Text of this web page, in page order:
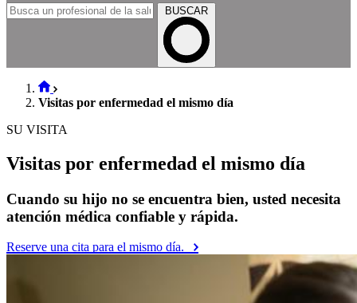
BUSCAR
Visitas por enfermedad el mismo día
SU VISITA
Visitas por enfermedad el mismo día
Cuando su hijo no se encuentra bien, usted necesita
atención médica confiable y rápida.
Reserve una cita para el mismo día.